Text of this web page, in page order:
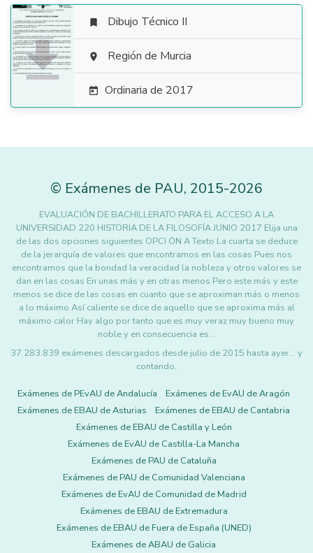

 Dibujo Técnico II
 Región de Murcia
 Ordinaria de 2017
© Exámenes de PAU, 2015-2026
EVALUACIÓN DE BACHILLERATO PARA EL ACCESO A LA
UNIVERSIDAD 220 HISTORIA DE LA FILOSOFÍA JUNIO 2017 Elija una
de las dos opciones siguientes OPCI ÓN A Texto La cuarta se deduce
de la jerarquía de valores que encontramos en las cosas Pues nos
encontramos que la bondad la veracidad la nobleza y otros valores se
dan en las cosas En unas más y en otras menos Pero este más y este
menos se dice de las cosas en cuanto que se aproximan más o menos
a lo máximo Así caliente se dice de aquello que se aproxima más al
máximo calor Hay algo por tanto que es muy veraz muy bueno muy
noble y en consecuencia es…
37.283.839 exámenes descargados desde julio de 2015 hasta ayer... y
contando.
Exámenes de PEvAU de Andalucía
Exámenes de EvAU de Aragón
Exámenes de EBAU de Asturias
Exámenes de EBAU de Cantabria
Exámenes de EBAU de Castilla y León
Exámenes de EvAU de Castilla-La Mancha
Exámenes de PAU de Cataluña
Exámenes de PAU de Comunidad Valenciana
Exámenes de EvAU de Comunidad de Madrid
Exámenes de EBAU de Extremadura
Exámenes de EBAU de Fuera de España (UNED)
Exámenes de ABAU de Galicia